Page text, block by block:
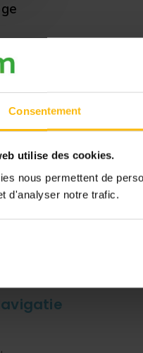
Consentement
utilise des cookies.
nous permettent de
d'analyser notre trafic.